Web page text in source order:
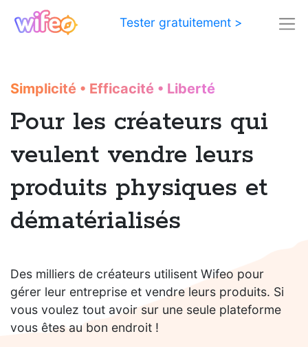
Tester gratuitement >
Simplicité • Efficacité • Liberté
Pour les créateurs qui
veulent vendre leurs
produits physiques et
dématérialisés
Des milliers de créateurs utilisent Wifeo pour
gérer leur entreprise et vendre leurs produits. Si
vous voulez tout avoir sur une seule plateforme
vous êtes au bon endroit !